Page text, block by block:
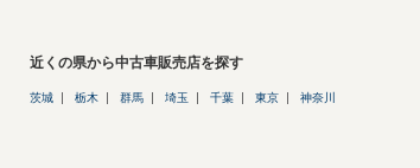
近くの県から中古車販売店を探す
茨城 栃木 群馬 埼玉 千葉 東京 神奈川